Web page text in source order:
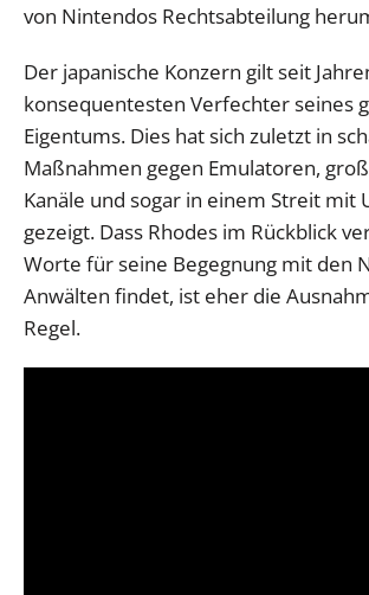
von Nintendos Rechtsabteilung
Der japanische Konzern gilt seit
konsequentesten Verfechter seines
Eigentums. Dies hat sich zuletzt in
Maßnahmen gegen Emulatoren,
Kanäle und sogar in einem Streit mit
gezeigt. Dass Rhodes im Rückblick
Worte für seine Begegnung mit den
Anwälten findet, ist eher die
Regel.